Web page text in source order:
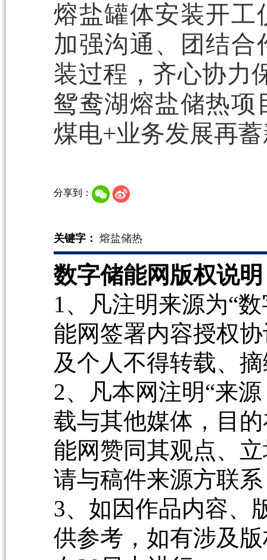
熔盐罐体安装开工
加强沟通、团结
装过程，齐心协力
鸳鸯湖熔盐储热项
煤电+业务发展再
分享到：
关键字： 熔盐储热
数字储能网版权说
1、凡注明来源为“
能网签署内容授权
及个人不得转载、
2、凡本网注明“来
载与其他媒体，目
能网赞同其观点、
请与稿件来源方联
3、如因作品内容、
供参考，如有涉及